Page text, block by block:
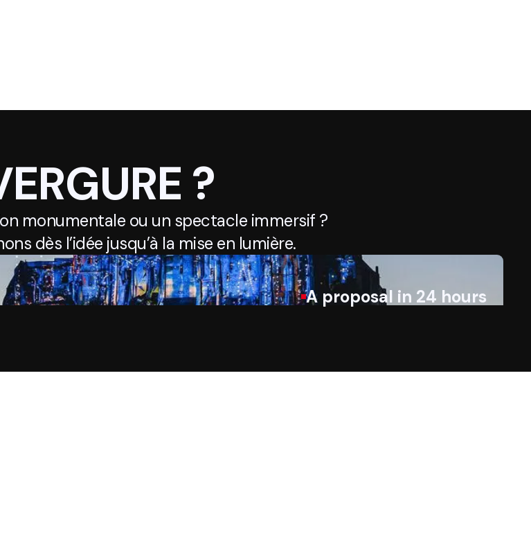
?
monumentale ou un spectacle immersif ?
dès l’idée jusqu’à la mise en lumière.
A proposal in 24 hours